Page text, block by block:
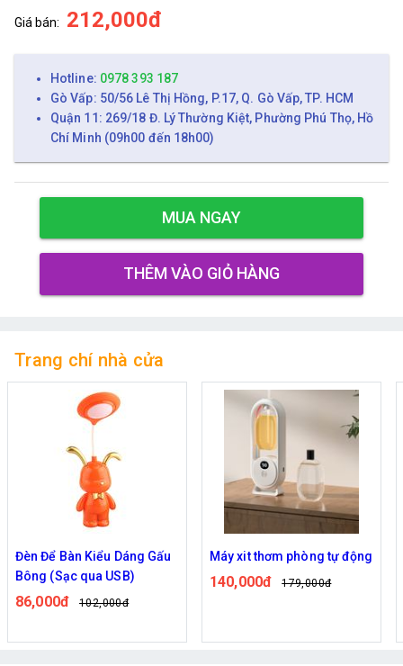
Giá bán: 212,000đ
Hotline: 0978 393 187
Gò Vấp: 50/56 Lê Thị Hồng, P.17, Q. Gò Vấp, TP. HCM
Quận 11: 269/18 Đ. Lý Thường Kiệt, Phường Phú Thọ, Hồ
Chí Minh (09h00 đến 18h00)
MUA NGAY
THÊM VÀO GIỎ HÀNG
Trang chí nhà cửa
Đèn Để Bàn Kiểu Dáng Gấu
Bông (Sạc qua USB)
86,000đ 102,000đ
Máy xit thơm phòng tự động
140,000đ 179,000đ